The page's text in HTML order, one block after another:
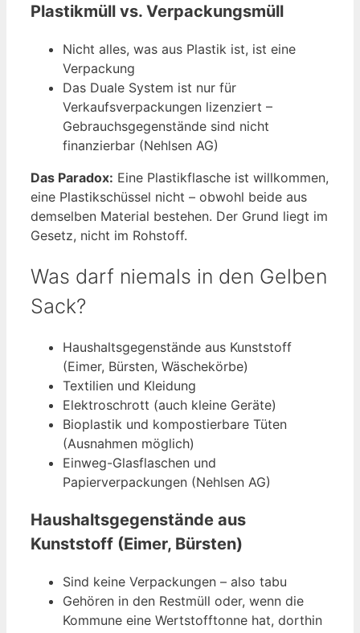
Plastikmüll vs. Verpackungsmüll
Nicht alles, was aus Plastik ist, ist eine
Verpackung
Das Duale System ist nur für
Verkaufsverpackungen lizenziert –
Gebrauchsgegenstände sind nicht
finanzierbar (Nehlsen AG)
Das Paradox: Eine Plastikflasche ist willkommen,
eine Plastikschüssel nicht – obwohl beide aus
demselben Material bestehen. Der Grund liegt im
Gesetz, nicht im Rohstoff.
Was darf niemals in den Gelben
Sack?
Haushaltsgegenstände aus Kunststoff
(Eimer, Bürsten, Wäschekörbe)
Textilien und Kleidung
Elektroschrott (auch kleine Geräte)
Bioplastik und kompostierbare Tüten
(Ausnahmen möglich)
Einweg-Glasflaschen und
Papierverpackungen (Nehlsen AG)
Haushaltsgegenstände aus
Kunststoff (Eimer, Bürsten)
Sind keine Verpackungen – also tabu
Gehören in den Restmüll oder, wenn die
Kommune eine Wertstofftonne hat, dorthin